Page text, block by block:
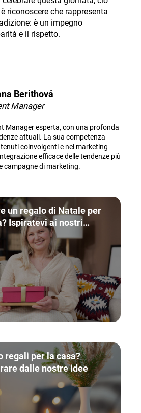
riconoscere che rappresenta
è un impegno
e il rispetto.
Berithová
Manager
Manager esperta, con una profonda
attuali. La sua competenza
coinvolgenti e nel marketing
efficace delle tendenze più
campagne di marketing.
un regalo di Natale per
Ispiratevi ai nostri
regali per la casa?
dalle nostre idee